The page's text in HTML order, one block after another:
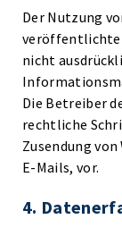
Der Nutzung
nicht
Die Betreiber
rechtliche
Zusendung
E-Mails, vor.
4.